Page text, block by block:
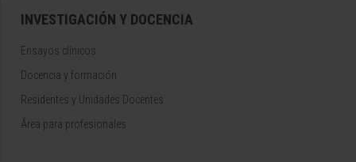
INVESTIGACIÓN Y DOCENCIA
Ensayos clínicos
Docencia y formación
Residentes y Unidades Docentes
Área para profesionales